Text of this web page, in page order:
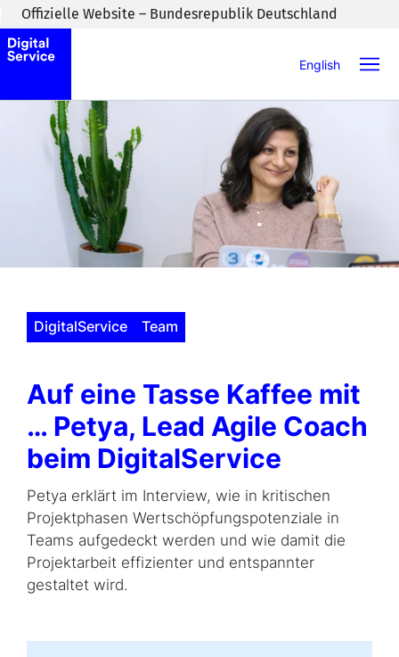
Zum Inhaltsbereich wechseln
Offizielle Website – Bundesrepublik Deutschland
English
DigitalService Team
Auf eine Tasse Kaffee mit
… Petya, Lead Agile Coach
beim DigitalService
Petya erklärt im Interview, wie in kritischen
Projektphasen Wertschöpfungspotenziale in
Teams aufgedeckt werden und wie damit die
Projektarbeit effizienter und entspannter
gestaltet wird.